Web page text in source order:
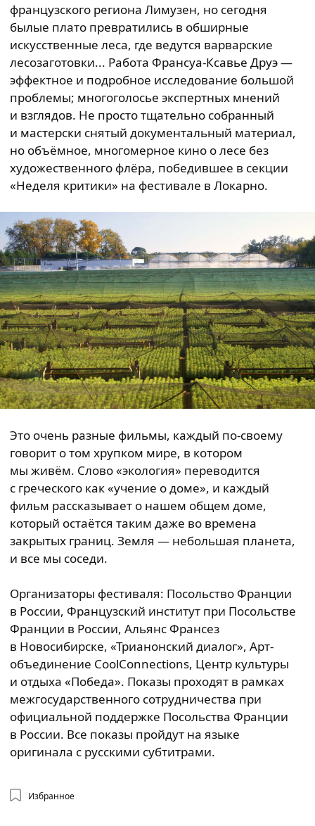
французского региона Лимузен, но сегодня
былые плато превратились в обширные
искусственные леса, где ведутся варварские
лесозаготовки... Работа Франсуа-Ксавье Друэ —
эффектное и подробное исследование большой
проблемы; многоголосье экспертных мнений
и взглядов. Не просто тщательно собранный
и мастерски снятый документальный материал,
но объёмное, многомерное кино о лесе без
художественного флёра, победившее в секции
«Неделя критики» на фестивале в Локарно.
Это очень разные фильмы, каждый по-своему
говорит о том хрупком мире, в котором
мы живём. Слово «экология» переводится
с греческого как «учение о доме», и каждый
фильм рассказывает о нашем общем доме,
который остаётся таким даже во времена
закрытых границ. Земля — небольшая планета,
и все мы соседи.
Организаторы фестиваля: Посольство Франции
в России, Французский институт при Посольстве
Франции в России, Альянс Франсез
в Новосибирске, «Трианонский диалог», Арт-
объединение CoolConnections, Центр культуры
и отдыха «Победа». Показы проходят в рамках
межгосударственного сотрудничества при
официальной поддержке Посольства Франции
в России. Все показы пройдут на языке
оригинала с русскими субтитрами.
Избранное